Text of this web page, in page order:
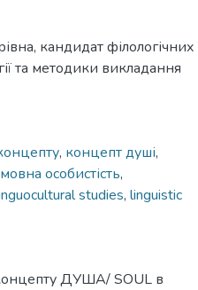
кандидат філологічних
та методики викладання
, концепт душі,
мовна особистість,
studies, linguistic
ДУША/ SOUL в